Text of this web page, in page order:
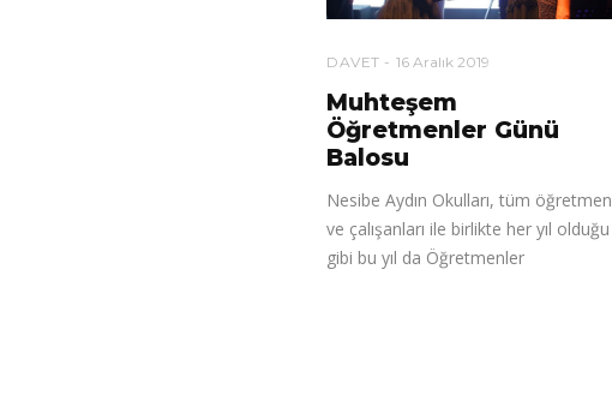
DAVET 16 Aralık 2019
Muhteşem
Öğretmenler Günü
Balosu
Nesibe Aydın Okulları, tüm öğretmen
ve çalışanları ile birlikte her yıl olduğu
gibi bu yıl da Öğretmenler